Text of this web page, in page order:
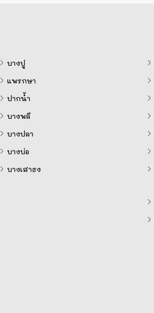
บางปู
แพรกษา
ปากน้ำ
บางพลี
บางปลา
บางบ่อ
บางเสาธง